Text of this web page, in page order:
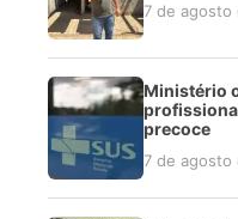
7 de agosto
Ministério
precoce
7 de agosto